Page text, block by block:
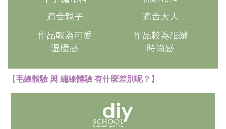
【毛線體驗 與 繡線體驗 有什麼差別呢？】